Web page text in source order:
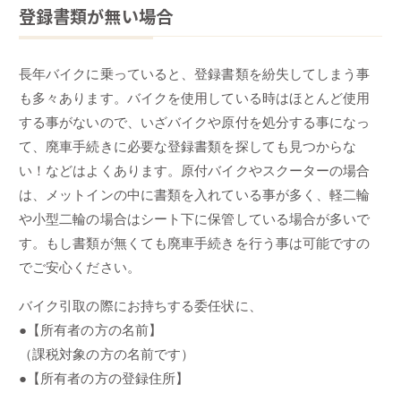
登録書類が無い場合
長年バイクに乗っていると、登録書類を紛失してしまう事
も多々あります。バイクを使用している時はほとんど使用
する事がないので、いざバイクや原付を処分する事になっ
て、廃車手続きに必要な登録書類を探しても見つからな
い！などはよくあります。原付バイクやスクーターの場合
は、メットインの中に書類を入れている事が多く、軽二輪
や小型二輪の場合はシート下に保管している場合が多いで
す。もし書類が無くても廃車手続きを行う事は可能ですの
でご安心ください。
バイク引取の際にお持ちする委任状に、
●【所有者の方の名前】
（課税対象の方の名前です）
●【所有者の方の登録住所】